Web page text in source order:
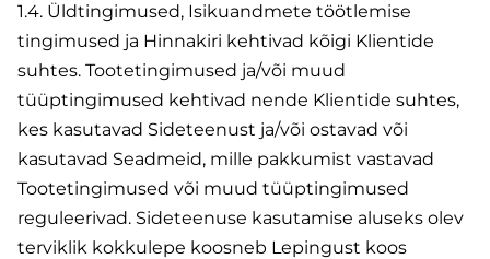
1.4. Üldtingimused, Isikuandmete töötlemise
tingimused ja Hinnakiri kehtivad kõigi Klientide
suhtes. Tootetingimused ja/või muud
tüüptingimused kehtivad nende Klientide suhtes,
kes kasutavad Sideteenust ja/või ostavad või
kasutavad Seadmeid, mille pakkumist vastavad
Tootetingimused või muud tüüptingimused
reguleerivad. Sideteenuse kasutamise aluseks olev
terviklik kokkulepe koosneb Lepingust koos